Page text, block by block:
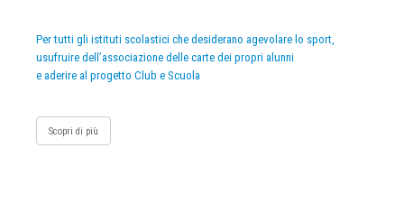
Per tutti gli istituti scolastici che desiderano agevolare lo sport,
usufruire dell’associazione delle carte dei propri alunni
e aderire al progetto Club e Scuola
Scopri di più